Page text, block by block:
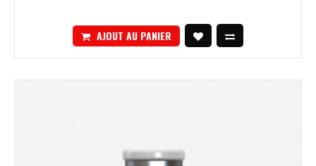
AJOUT AU PANIER